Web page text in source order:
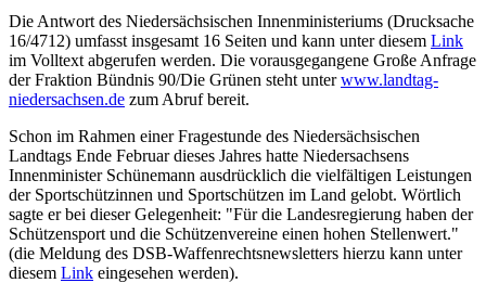
Die Antwort des Niedersächsischen Innenministeriums (Drucksache
16/4712) umfasst insgesamt 16 Seiten und kann unter diesem Link
im Volltext abgerufen werden. Die vorausgegangene Große Anfrage
der Fraktion Bündnis 90/Die Grünen steht unterwww.landtag-
niedersachsen.de zum Abruf bereit.
Schon im Rahmen einer Fragestunde des Niedersächsischen
Landtags Ende Februar dieses Jahres hatte Niedersachsens
Innenminister Schünemann ausdrücklich die vielfältigen Leistungen
der Sportschützinnen und Sportschützen im Land gelobt. Wörtlich
sagte er bei dieser Gelegenheit: "Für die Landesregierung haben der
Schützensport und die Schützenvereine einen hohen Stellenwert."
(die Meldung des DSB-Waffenrechtsnewsletters hierzu kann unter
diesem Link eingesehen werden).